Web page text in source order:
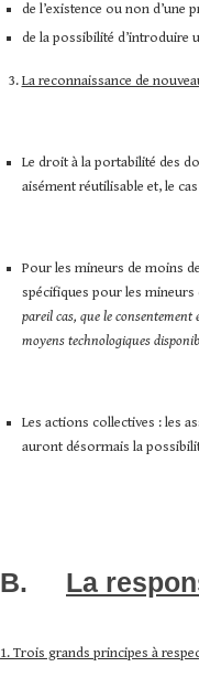
de l’existence ou non d’une
de la possibilité d’introduire
La reconnaissance de
Le droit à la portabilité des
aisément réutilisable et, le
Pour les mineurs de moins
spécifiques pour les mineurs
pareil cas, que le
moyens technologiques
Les actions collectives : les
auront désormais la
B. La
1. Trois grands principes à